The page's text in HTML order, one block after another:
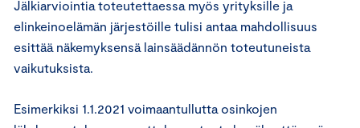
Jälkiarviointia toteutettaessa myös yrityksille ja
elinkeinoelämän järjestöille tulisi antaa mahdollisuus
esittää näkemyksensä lainsäädännön toteutuneista
vaikutuksista.
Esimerkiksi 1.1.2021 voimaantullutta osinkojen